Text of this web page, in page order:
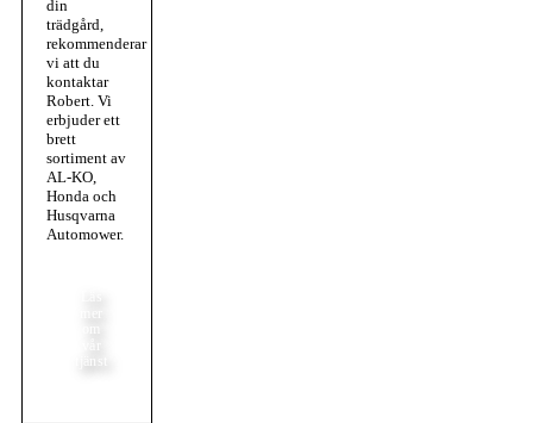
din
trädgård,
rekommenderar
vi att du
kontaktar
Robert. Vi
erbjuder ett
brett
sortiment av
AL-KO,
Honda och
Husqvarna
Automower.